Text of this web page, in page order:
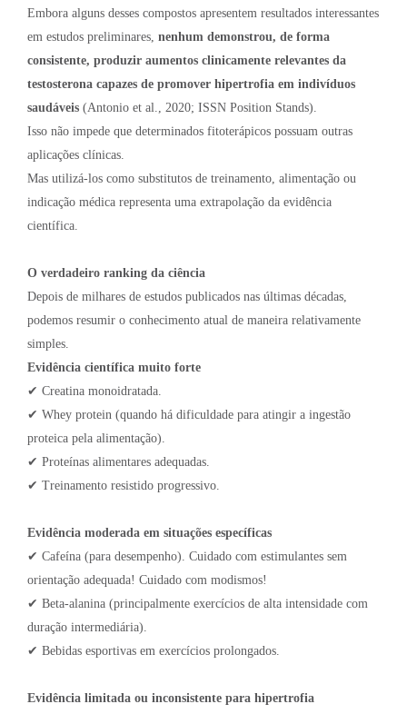
Embora alguns desses compostos apresentem resultados interessantes
em estudos preliminares, nenhum demonstrou, de forma
consistente, produzir aumentos clinicamente relevantes da
testosterona capazes de promover hipertrofia em indivíduos
saudáveis (Antonio et al., 2020; ISSN Position Stands).
Isso não impede que determinados fitoterápicos possuam outras
aplicações clínicas.
Mas utilizá-los como substitutos de treinamento, alimentação ou
indicação médica representa uma extrapolação da evidência
científica.
O verdadeiro ranking da ciência
Depois de milhares de estudos publicados nas últimas décadas,
podemos resumir o conhecimento atual de maneira relativamente
simples.
Evidência científica muito forte
✔ Creatina monoidratada.
✔ Whey protein (quando há dificuldade para atingir a ingestão
proteica pela alimentação).
✔ Proteínas alimentares adequadas.
✔ Treinamento resistido progressivo.
Evidência moderada em situações específicas
✔ Cafeína (para desempenho). Cuidado com estimulantes sem
orientação adequada! Cuidado com modismos!
✔ Beta-alanina (principalmente exercícios de alta intensidade com
duração intermediária).
✔ Bebidas esportivas em exercícios prolongados.
Evidência limitada ou inconsistente para hipertrofia